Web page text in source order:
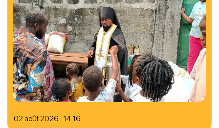
02 août 2026 14:16